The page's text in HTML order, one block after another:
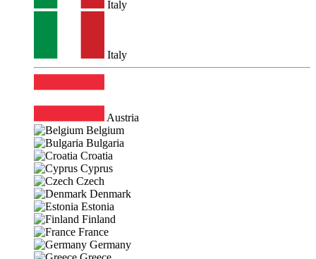
Italy
Italy
Austria
Belgium
Bulgaria
Croatia
Cyprus
Czech
Denmark
Estonia
Finland
France
Germany